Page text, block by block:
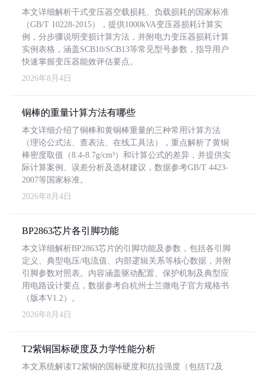
本文详细解析干式变压器空载损耗、负载损耗的国家标准
（GB/T 10228-2015），提供1000kVA变压器损耗计算实
例，分步骤说明变损计算方法，并附电力变压器损耗计算
实例表格，涵盖SCB10/SCB13等常见型号参数，指导用户
快速掌握变压器能效评估要点。
2026年8月4日
铜棒的重量计算方法有哪些
本文详细介绍了铜棒和黄铜棒重量的三种常用计算方法
（理论公式法、查表法、在线工具法），重点解析了黄铜
棒密度取值（8.4-8.7g/cm³）和计算公式的差异，并提供实
际计算案例、误差分析及选材建议，数据参考GB/T 4423-
2007等国家标准。
2026年8月4日
BP2863芯片各引脚功能
本文详细解析BP2863芯片的引脚功能及参数，包括各引脚
定义、典型电压/电流值、内部逻辑关系等核心数据，并附
引脚参数对照表。内容涵盖驱动配置、保护机制及典型应
用电路设计要点，数据参考自杭州士兰微电子官方规格书
（版本V1.2）。
2026年8月4日
T2紫铜国标硬度及力学性能分析
本文系统解读T2紫铜的国标硬度和抗拉强度（包括T2及